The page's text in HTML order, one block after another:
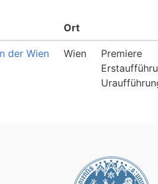
Ort
der Wien Wien
Premiere